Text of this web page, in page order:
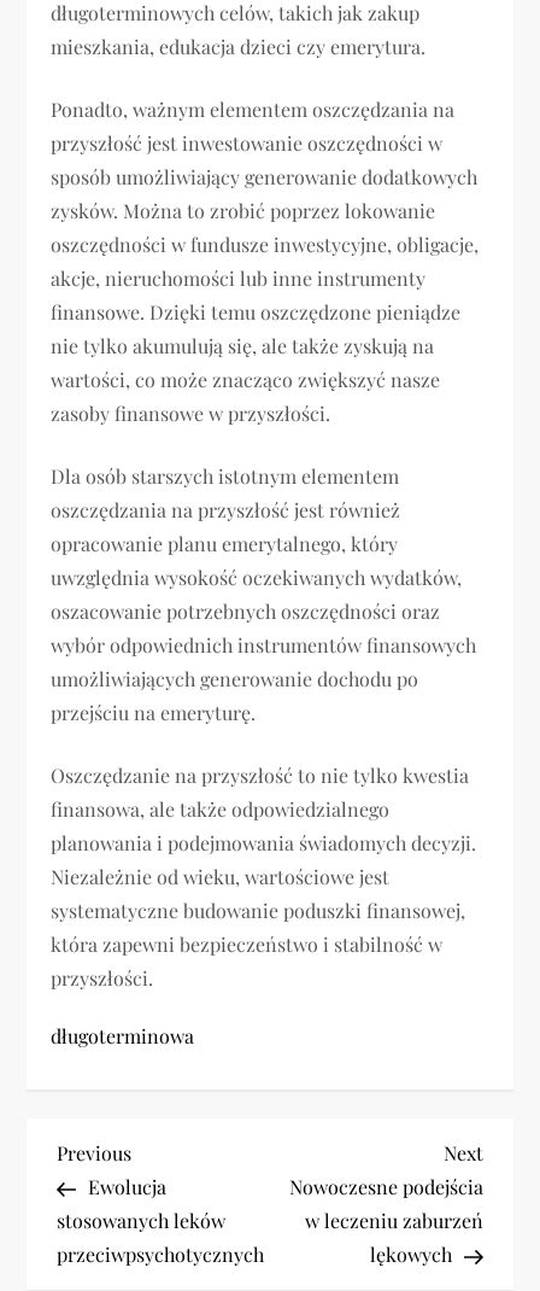
długoterminowych celów, takich jak zakup
mieszkania, edukacja dzieci czy emerytura.
Ponadto, ważnym elementem oszczędzania na
przyszłość jest inwestowanie oszczędności w
sposób umożliwiający generowanie dodatkowych
zysków. Można to zrobić poprzez lokowanie
oszczędności w fundusze inwestycyjne, obligacje,
akcje, nieruchomości lub inne instrumenty
finansowe. Dzięki temu oszczędzone pieniądze
nie tylko akumulują się, ale także zyskują na
wartości, co może znacząco zwiększyć nasze
zasoby finansowe w przyszłości.
Dla osób starszych istotnym elementem
oszczędzania na przyszłość jest również
opracowanie planu emerytalnego, który
uwzględnia wysokość oczekiwanych wydatków,
oszacowanie potrzebnych oszczędności oraz
wybór odpowiednich instrumentów finansowych
umożliwiających generowanie dochodu po
przejściu na emeryturę.
Oszczędzanie na przyszłość to nie tylko kwestia
finansowa, ale także odpowiedzialnego
planowania i podejmowania świadomych decyzji.
Niezależnie od wieku, wartościowe jest
systematyczne budowanie poduszki finansowej,
która zapewni bezpieczeństwo i stabilność w
przyszłości.
długoterminowa
N
a
w
Previous
Post
Previous
Ewolucja
stosowanych leków
przeciwpsychotycznych
Next
Post
Next
Nowoczesne podejścia
w leczeniu zaburzeń
lękowych